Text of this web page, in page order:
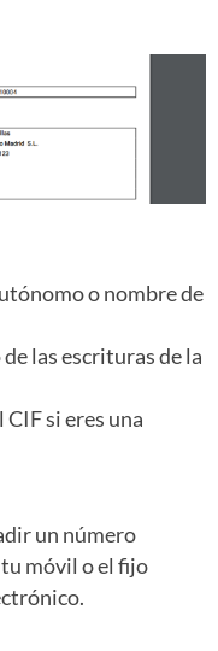
o nombre de
las escrituras de la
si eres una
un número
móvil o el fijo